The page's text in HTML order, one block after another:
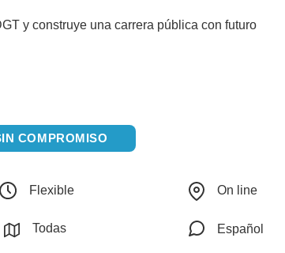
y construye una carrera pública con futuro
COMPROMISO
Flexible On line
Todas Español